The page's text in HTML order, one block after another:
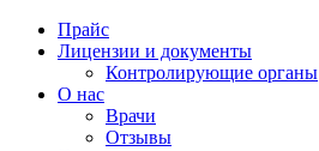
Прайс
Лицензии и документы
Контролирующие органы
О нас
Врачи
Отзывы